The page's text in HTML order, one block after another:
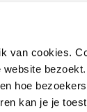
van cookies.
hoe
kan je je